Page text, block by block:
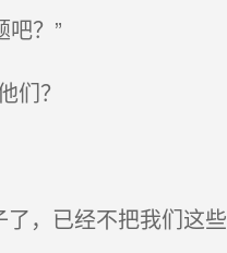
？”
们？
，已经不把我们这些